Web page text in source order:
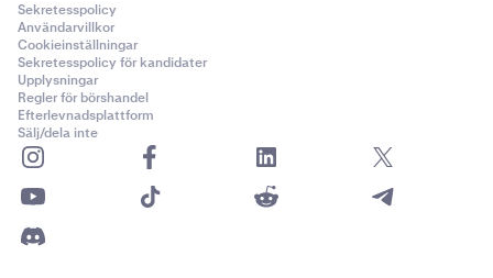
Sekretesspolicy
Användarvillkor
Cookieinställningar
Sekretesspolicy för kandidater
Upplysningar
Regler för börshandel
Efterlevnadsplattform
Sälj/dela inte